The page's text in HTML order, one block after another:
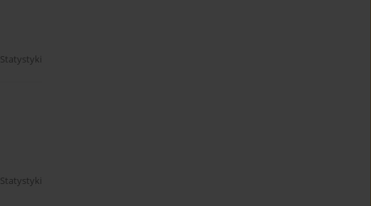
Statystyki
Statystyki